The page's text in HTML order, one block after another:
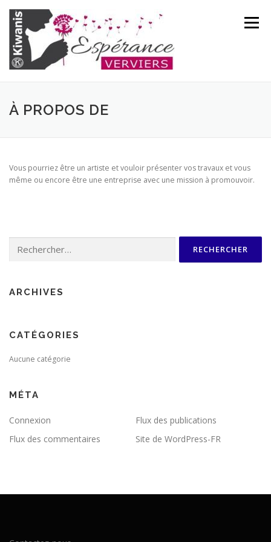
contenu
Menu
ACCUEIL SOIRÉE GALA – 10 ANS
À PROPOS DE
Vous pourriez être un artiste et vouloir présenter vos travaux et vous
même ou encore être une entreprise avec une mission à promouvoir.
ARCHIVES
CATÉGORIES
Aucune catégorie
MÉTA
Connexion
Flux des publications
Flux des commentaires
Site de WordPress-FR